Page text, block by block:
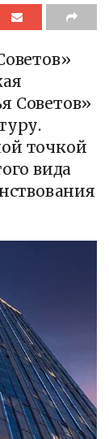
Советов»
точкой
вида